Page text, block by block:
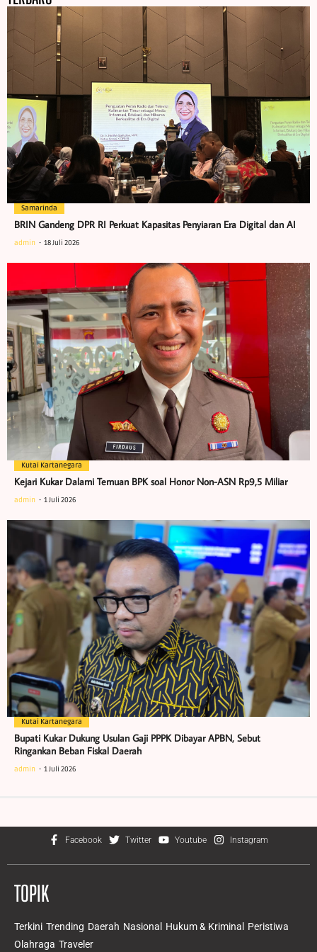
Samarinda
BRIN Gandeng DPR RI Perkuat Kapasitas Penyiaran Era Digital dan AI
admin 18 Juli 2026
Kutai Kartanegara
Kejari Kukar Dalami Temuan BPK soal Honor Non-ASN Rp9,5 Miliar
admin 1 Juli 2026
Kutai Kartanegara
Bupati Kukar Dukung Usulan Gaji PPPK Dibayar APBN, Sebut
Ringankan Beban Fiskal Daerah
admin 1 Juli 2026
Facebook Twitter Youtube Instagram
TOPIK
Terkini Trending Daerah Nasional Hukum & Kriminal
Peristiwa
Olahraga Traveler